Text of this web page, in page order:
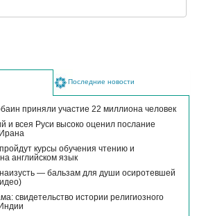
Последние новости
приняли участие 22 миллиона человек
и всея Руси высоко оценил послание
курсы обучения чтению и
английском язык
— бальзам для души осиротевшей
свидетельство истории религиозного